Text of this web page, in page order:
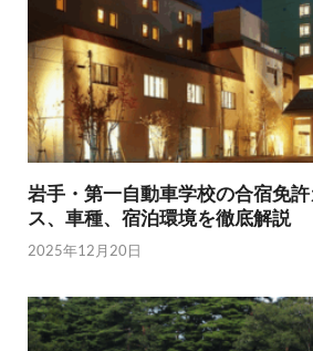
岩手・第一自動車学校の合宿免
ス、車種、宿泊環境を徹底解説
2025年12月20日